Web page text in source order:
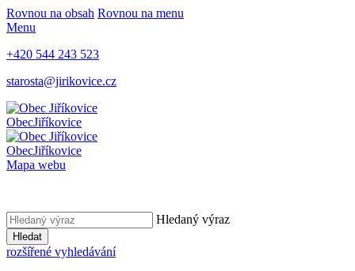
Rovnou na obsah Rovnou na menu
Menu
+420 544 243 523
starosta@jirikovice.cz
ObecJiříkovice
ObecJiříkovice
Mapa webu
Hledaný výraz
Hledat
rozšířené vyhledávání